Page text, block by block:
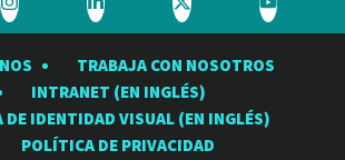
Visite
Observatorio
Rubin
en
Visite
Observatorio
Rubin
en
Visite
Observatorio
Rubin
en
Visite
Rubin
en
TRABAJA CON NOSOTROS
INTRANET (EN INGLÉS)
DE IDENTIDAD VISUAL (EN INGLÉS)
POLÍTICA DE PRIVACIDAD